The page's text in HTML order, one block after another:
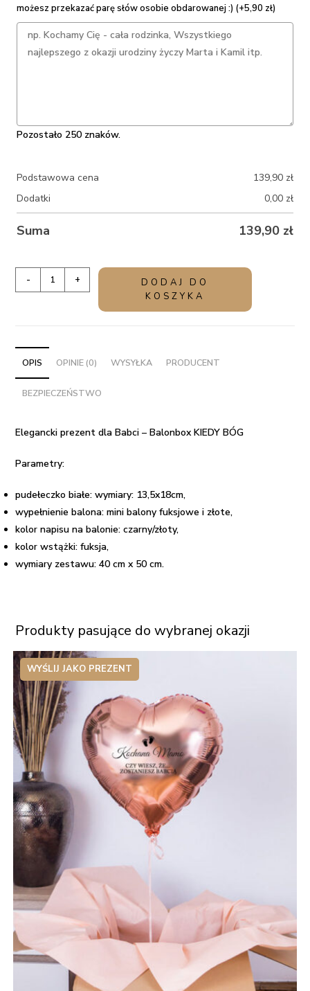
możesz przekazać parę słów osobie obdarowanej :) (+5,90 zł)
Pozostało 250 znaków.
Podstawowa cena 139,90 zł
Dodatki
0,00 zł
Suma 139,90 zł
Elegancki
Babci
Balonbox
KIEDY
- +
DODAJ DO
KOSZYKA
OPIS OPINIE (0) WYSYŁKA PRODUCENT
BEZPIECZEŃSTWO
Elegancki prezent dla Babci – Balonbox KIEDY BÓG
Parametry:
pudełeczko białe: wymiary: 13,5x18cm,
wypełnienie balona: mini balony fuksjowe i złote,
kolor napisu na balonie: czarny/złoty,
kolor wstążki: fuksja,
wymiary zestawu: 40 cm x 50 cm.
Produkty pasujące do wybranej okazji
WYŚLIJ JAKO PREZENT